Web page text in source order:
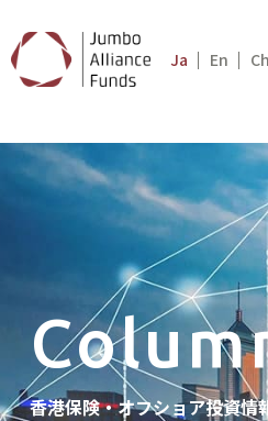
Ja En Ch
Clients
ご契約者さま
香港保険・オフショア投資情